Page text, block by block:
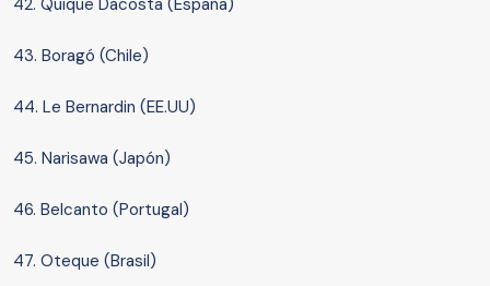
43. Boragó (Chile)
44. Le Bernardin (EE.UU)
45. Narisawa (Japón)
46. Belcanto (Portugal)
47. Oteque (Brasil)